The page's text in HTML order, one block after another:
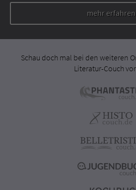
mehr erfahren
Schau doch mal bei den weiteren
Literatur-Couch